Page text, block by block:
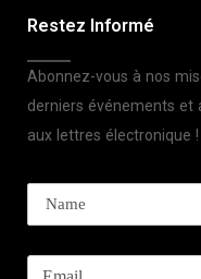
Restez Informé
Abonnez-vous à nos
derniers événements et
aux lettres électronique !